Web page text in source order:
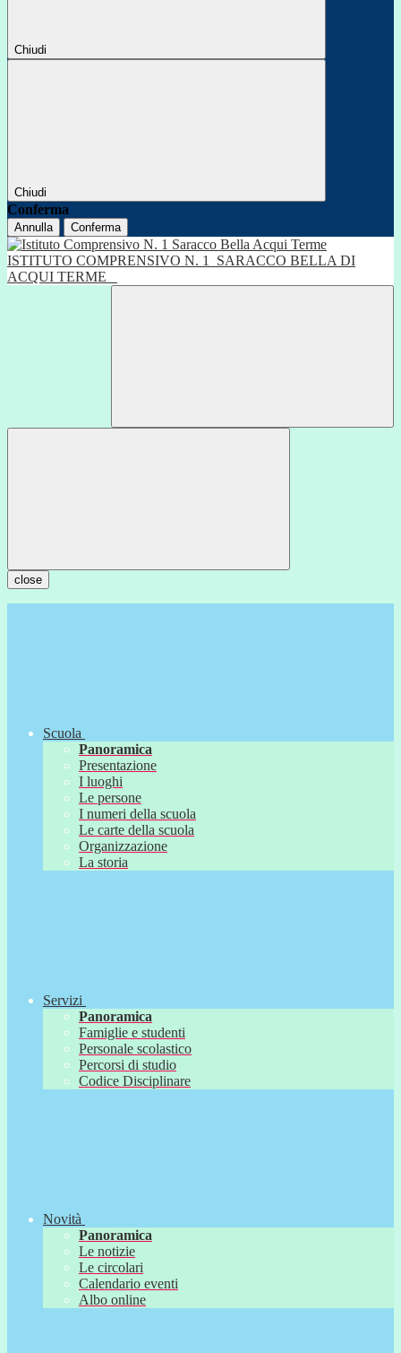
Chiudi
Chiudi
Conferma
Annulla Conferma
ISTITUTO COMPRENSIVO N. 1
SARACCO BELLA DI
ACQUI TERME
close
Scuola
Panoramica
Presentazione
I luoghi
Le persone
I numeri della scuola
Le carte della scuola
Organizzazione
La storia
Servizi
Panoramica
Famiglie e studenti
Personale scolastico
Percorsi di studio
Codice Disciplinare
Novità
Panoramica
Le notizie
Le circolari
Calendario eventi
Albo online